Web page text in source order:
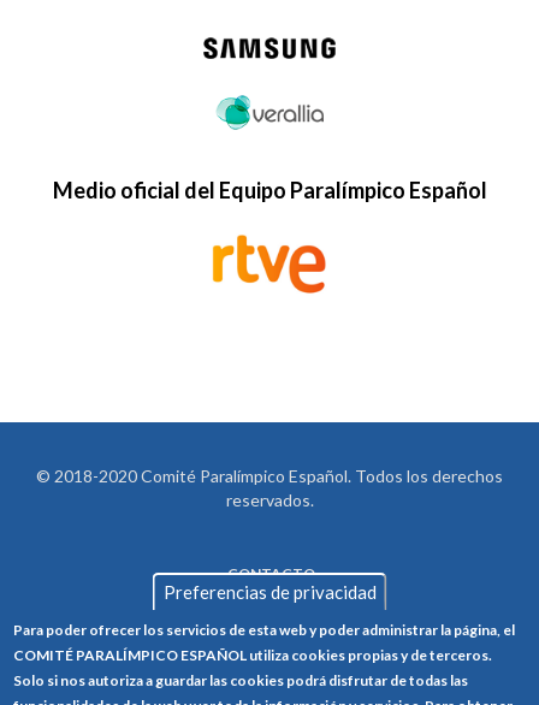
Medio oficial del Equipo Paralímpico Español
© 2018-2020 Comité Paralímpico Español. Todos los derechos
reservados.
FOOTER
CONTACTO
POLÍTICA DE PRIVACIDAD
POLÍTICA DE COOKIES
Preferencias de privacidad
Para poder ofrecer los servicios de esta web y poder administrar la página, el
COMITÉ PARALÍMPICO ESPAÑOL utiliza cookies propias y de terceros.
Solo si nos autoriza a guardar las cookies podrá disfrutar de todas las